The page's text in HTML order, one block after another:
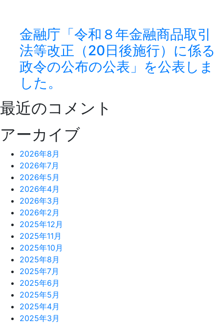
金融庁「令和８年金融商品取引
法等改正（20日後施行）に係る
政令の公布の公表」を公表しま
した。
最近のコメント
アーカイブ
2026年8月
2026年7月
2026年5月
2026年4月
2026年3月
2026年2月
2025年12月
2025年11月
2025年10月
2025年8月
2025年7月
2025年6月
2025年5月
2025年4月
2025年3月